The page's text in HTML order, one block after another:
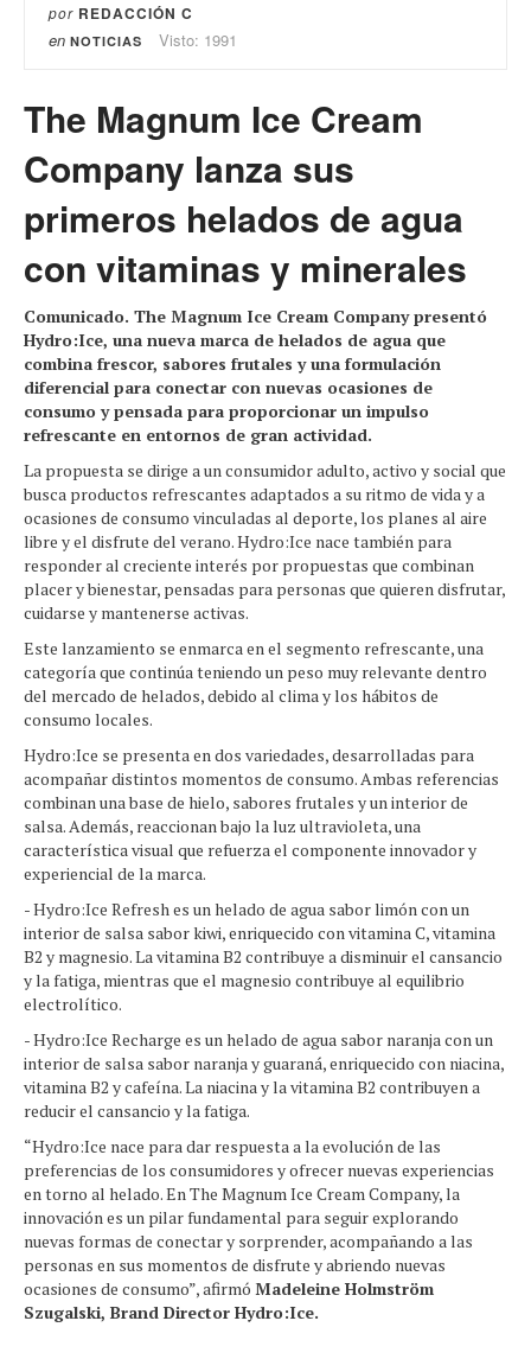
por REDACCIÓN C
en NOTICIAS Visto: 1991
The Magnum Ice Cream
Company lanza sus
primeros helados de agua
con vitaminas y minerales
Comunicado. The Magnum Ice Cream Company presentó
Hydro:Ice, una nueva marca de helados de agua que
combina frescor, sabores frutales y una formulación
diferencial para conectar con nuevas ocasiones de
consumo y pensada para proporcionar un impulso
refrescante en entornos de gran actividad.
La propuesta se dirige a un consumidor adulto, activo y social que
busca productos refrescantes adaptados a su ritmo de vida y a
ocasiones de consumo vinculadas al deporte, los planes al aire
libre y el disfrute del verano. Hydro:Ice nace también para
responder al creciente interés por propuestas que combinan
placer y bienestar, pensadas para personas que quieren disfrutar,
cuidarse y mantenerse activas.
Este lanzamiento se enmarca en el segmento refrescante, una
categoría que continúa teniendo un peso muy relevante dentro
del mercado de helados, debido al clima y los hábitos de
consumo locales.
Hydro:Ice se presenta en dos variedades, desarrolladas para
acompañar distintos momentos de consumo. Ambas referencias
combinan una base de hielo, sabores frutales y un interior de
salsa. Además, reaccionan bajo la luz ultravioleta, una
característica visual que refuerza el componente innovador y
experiencial de la marca.
- Hydro:Ice Refresh es un helado de agua sabor limón con un
interior de salsa sabor kiwi, enriquecido con vitamina C, vitamina
B2 y magnesio. La vitamina B2 contribuye a disminuir el cansancio
y la fatiga, mientras que el magnesio contribuye al equilibrio
electrolítico.
- Hydro:Ice Recharge es un helado de agua sabor naranja con un
interior de salsa sabor naranja y guaraná, enriquecido con niacina,
vitamina B2 y cafeína. La niacina y la vitamina B2 contribuyen a
reducir el cansancio y la fatiga.
“Hydro:Ice nace para dar respuesta a la evolución de las
preferencias de los consumidores y ofrecer nuevas experiencias
en torno al helado. En The Magnum Ice Cream Company, la
innovación es un pilar fundamental para seguir explorando
nuevas formas de conectar y sorprender, acompañando a las
personas en sus momentos de disfrute y abriendo nuevas
ocasiones de consumo”, afirmó Madeleine Holmström
Szugalski, Brand Director Hydro:Ice.